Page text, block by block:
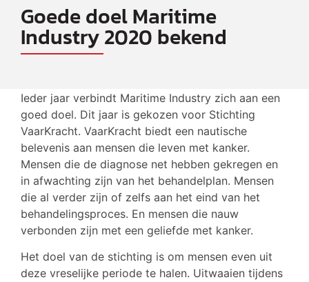
Goede doel Maritime
Industry 2020 bekend
Ieder jaar verbindt Maritime Industry zich aan een
goed doel. Dit jaar is gekozen voor Stichting
VaarKracht. VaarKracht biedt een nautische
belevenis aan mensen die leven met kanker.
Mensen die de diagnose net hebben gekregen en
in afwachting zijn van het behandelplan. Mensen
die al verder zijn of zelfs aan het eind van het
behandelingsproces. En mensen die nauw
verbonden zijn met een geliefde met kanker.
Het doel van de stichting is om mensen even uit
deze vreselijke periode te halen. Uitwaaien tijdens